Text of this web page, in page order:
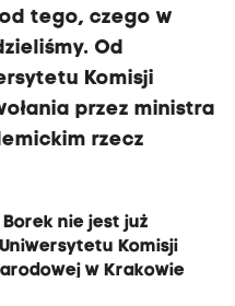
tego, czego w
Od
Komisji
przez ministra
rzecz
nie jest już
Komisji
w Krakowie